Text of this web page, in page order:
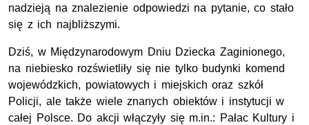
nadzieją na znalezienie odpowiedzi na pytanie, co stało
się z ich najbliższymi.
Dziś, w Międzynarodowym Dniu Dziecka Zaginionego,
na niebiesko rozświetliły się nie tylko budynki komend
wojewódzkich, powiatowych i miejskich oraz szkół
Policji, ale także wiele znanych obiektów i instytucji w
całej Polsce. Do akcji włączyły sięm.in.: Pałac Kultury i